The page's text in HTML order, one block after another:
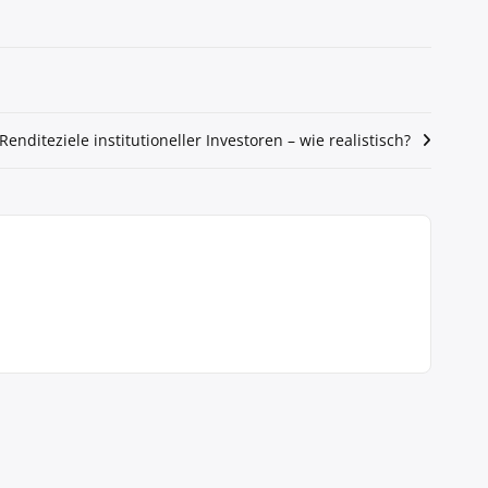
Renditeziele institutioneller Investoren – wie realistisch?